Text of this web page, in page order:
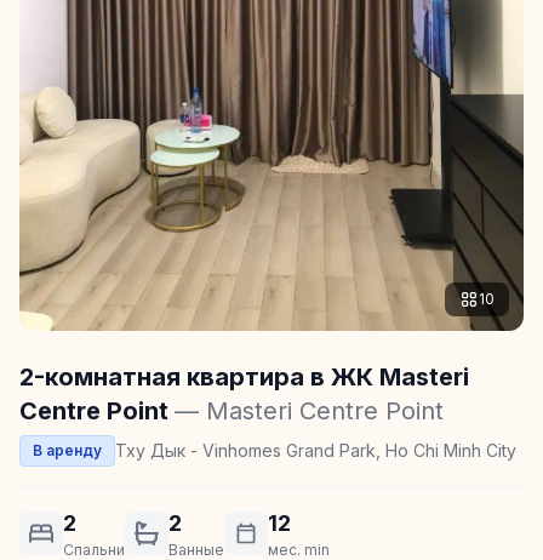
10
2-комнатная квартира в ЖК Masteri
Centre Point — Masteri Centre Point
В аренду Тху Дык - Vinhomes Grand Park, Ho Chi Minh City
2
Спальни
2
Ванные
12
мес. min